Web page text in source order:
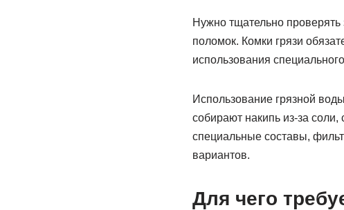
Нужно тщательно
поломок. Комки грязи
использования
Использование грязной
собирают накипь из-за
специальные составы,
вариантов.
Для чего